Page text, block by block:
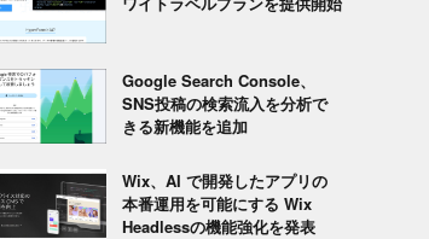
Google Search Console、
SNS投稿の検索流入を分析で
きる新機能を追加
Wix、AI で開発したアプリの
本番運用を可能にする Wix
Headlessの機能強化を発表